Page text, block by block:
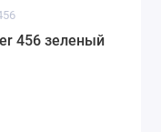
456 зеленый